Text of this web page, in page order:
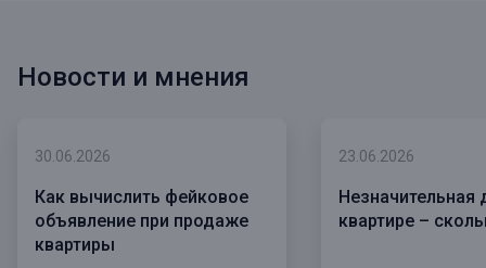
Новости и мнения
30.06.2026
Как вычислить фейковое
объявление при продаже
квартиры
23.06.2026
Незначительная
квартире –